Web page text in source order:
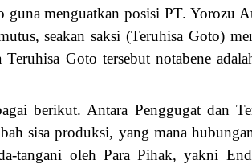
menguatkan posisi PT. Yorozu
seakan saksi (Teruhisa Goto)
Goto tersebut notabene
berikut. Antara Penggugat dan
sisa produksi, yang mana
tangani oleh Para Pihak, yakni